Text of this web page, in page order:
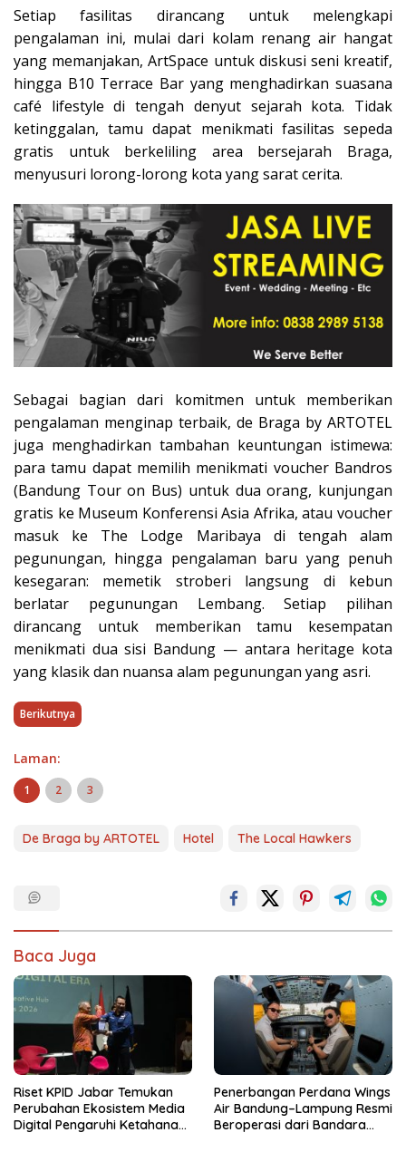
Setiap fasilitas dirancang untuk melengkapi
pengalaman ini, mulai dari kolam renang air hangat
yang memanjakan, ArtSpace untuk diskusi seni kreatif,
hingga B10 Terrace Bar yang menghadirkan suasana
café lifestyle di tengah denyut sejarah kota. Tidak
ketinggalan, tamu dapat menikmati fasilitas sepeda
gratis untuk berkeliling area bersejarah Braga,
menyusuri lorong-lorong kota yang sarat cerita.
Sebagai bagian dari komitmen untuk memberikan
pengalaman menginap terbaik, de Braga by ARTOTEL
juga menghadirkan tambahan keuntungan istimewa:
para tamu dapat memilih menikmati voucher Bandros
(Bandung Tour on Bus) untuk dua orang, kunjungan
gratis ke Museum Konferensi Asia Afrika, atau voucher
masuk ke The Lodge Maribaya di tengah alam
pegunungan, hingga pengalaman baru yang penuh
kesegaran: memetik stroberi langsung di kebun
berlatar pegunungan Lembang. Setiap pilihan
dirancang untuk memberikan tamu kesempatan
menikmati dua sisi Bandung — antara heritage kota
yang klasik dan nuansa alam pegunungan yang asri.
Berikutnya
Laman:
1 2 3
De Braga by ARTOTEL Hotel The Local Hawkers
Baca Juga
Riset KPID Jabar Temukan
Perubahan Ekosistem Media
Digital Pengaruhi Ketahanan
Penerbangan Perdana Wings
Air Bandung–Lampung Resmi
Beroperasi dari Bandara